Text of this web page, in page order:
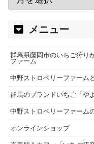
メニュー
群馬県藤岡市のいちご狩
ファーム
中野ストロベリーファーム
群馬のブランドいちご「や
中野ストロベリーファーム
オンラインショップ